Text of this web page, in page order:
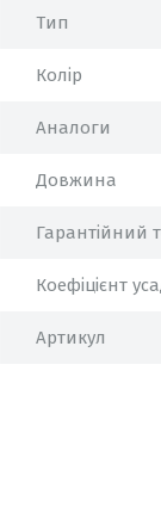
Тип
Колір
Аналоги
Довжина
Гарантійний
Коефіцієнт
Артикул